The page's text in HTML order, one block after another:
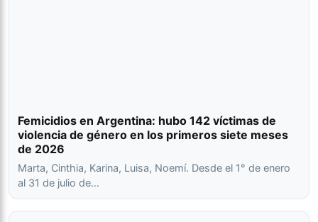
Femicidios en Argentina: hubo 142 víctimas de
violencia de género en los primeros siete meses
de 2026
Marta, Cinthia, Karina, Luisa, Noemí. Desde el 1° de enero
al 31 de julio de…